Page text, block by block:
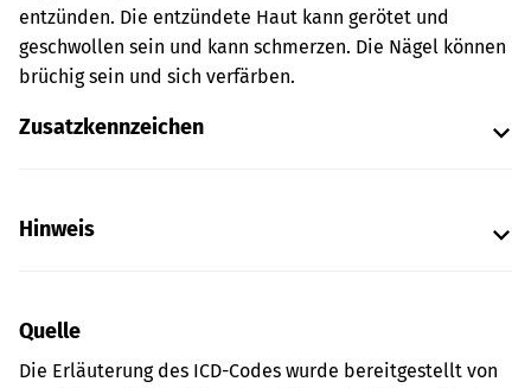
entzünden. Die entzündete Haut kann gerötet und
geschwollen sein und kann schmerzen. Die Nägel können
brüchig sein und sich verfärben.
Zusatzkennzeichen
Hinweis
Quelle
Die Erläuterung des ICD-Codes wurde bereitgestellt von